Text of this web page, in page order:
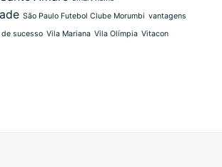
São Paulo Futebol Clube Morumbi vantagens
sucesso Vila Mariana Vila Olímpia Vitacon